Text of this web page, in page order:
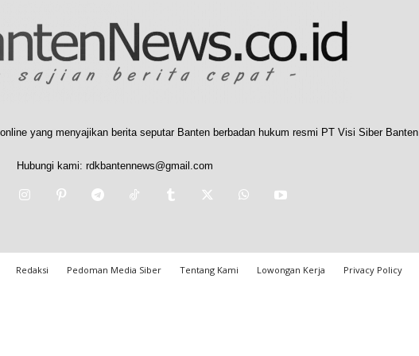
yang menyajikan berita seputar Banten berbadan hukum resmi PT Visi Siber Banten
Hubungi kami: rdkbantennews@gmail.com
Redaksi Pedoman Media Siber Tentang Kami Lowongan Kerja Privacy Policy